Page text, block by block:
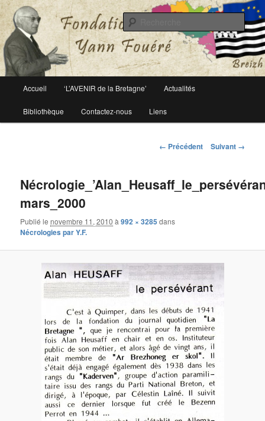
Fondation Yann Fouéré
Le site officiel de la fondation Yann Fouéré
principal
Aller
au
Accueil ‘L’AVENIR de la Bretagne’ Actualités
Bibliothèque Contactez-nous Liens
Navigation
← Précédent Suivant →
mars_2000
Publié lenovembre 11, 2010 à992 × 3285 dans
Nécrologies par Y.F.